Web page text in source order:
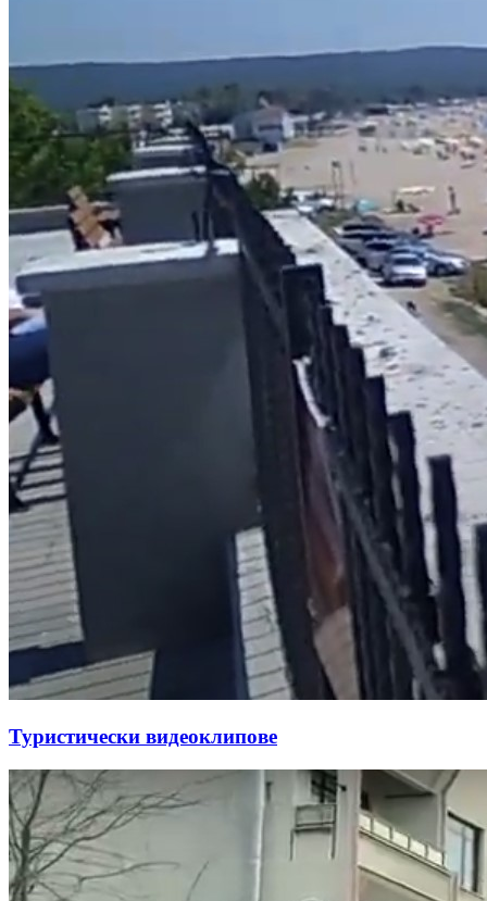
Туристически видеоклипове